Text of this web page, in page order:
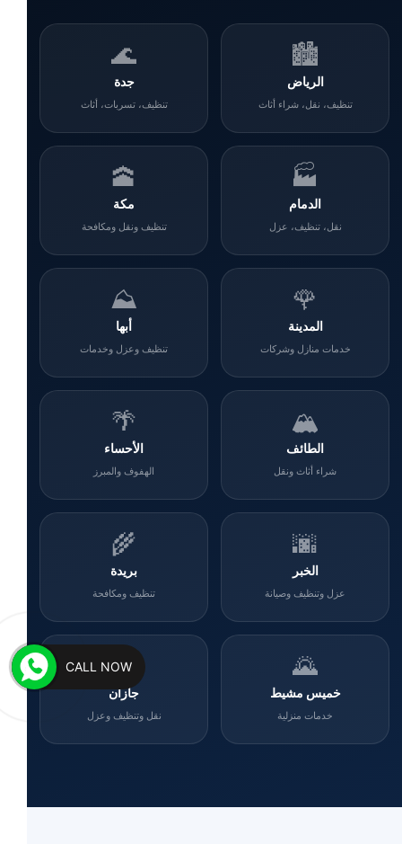
🏙️
الرياض
تنظيف، نقل، شراء أثاث
🌊
جدة
تنظيف، تسربات، أثاث
🏭
الدمام
نقل، تنظيف، عزل
🕋
مكة
تنظيف ونقل ومكافحة
🌹
المدينة
خدمات منازل وشركات
⛰️
أبها
تنظيف وعزل وخدمات
🏔️
الطائف
شراء أثاث ونقل
🌴
الأحساء
الهفوف والمبرز
🌆
الخبر
عزل وتنظيف وصيانة
🌾
بريدة
تنظيف ومكافحة
🌄
خميس مشيط
خدمات منزلية
🌊
جازان
نقل وتنظيف وعزل
CALL NOW